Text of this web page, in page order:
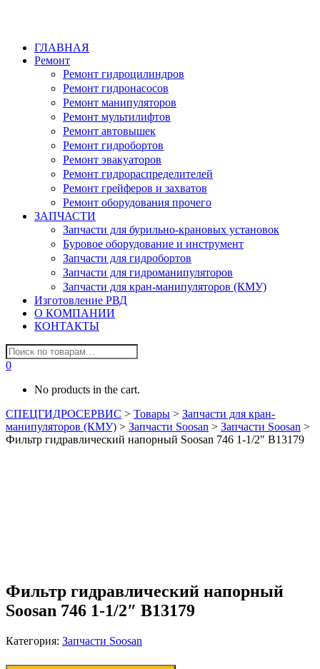
ГЛАВНАЯ
Ремонт
Ремонт гидроцилиндров
Ремонт гидронасосов
Ремонт манипуляторов
Ремонт мультилифтов
Ремонт автовышек
Ремонт гидробортов
Ремонт эвакуаторов
Ремонт гидрораспределителей
Ремонт грейферов и захватов
Ремонт оборудования прочего
ЗАПЧАСТИ
Запчасти для бурильно-крановых установок
Буровое оборудование и инструмент
Запчасти для гидробортов
Запчасти для гидроманипуляторов
Запчасти для кран-манипуляторов (КМУ)
Изготовление РВД
О КОМПАНИИ
КОНТАКТЫ
0
No products in the cart.
СПЕЦГИДРОСЕРВИС > Товары > Запчасти для кран-
манипуляторов (КМУ) > Запчасти Soosan > Запчасти Soosan >
Фильтр гидравлический напорный Soosan 746 1-1/2″ B13179
Фильтр гидравлический напорный
Soosan 746 1-1/2″ B13179
Категория: Запчасти Soosan